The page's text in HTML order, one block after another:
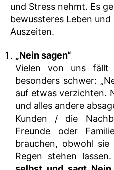
und Stress nehmt. Es
bewussteres Leben
Auszeiten.
„Nein sagen“
Vielen von uns
besonders schwer:
auf etwas verzichten.
und alles andere
Kunden / die
Freunde oder
brauchen, obwohl
Regen stehen lassen.